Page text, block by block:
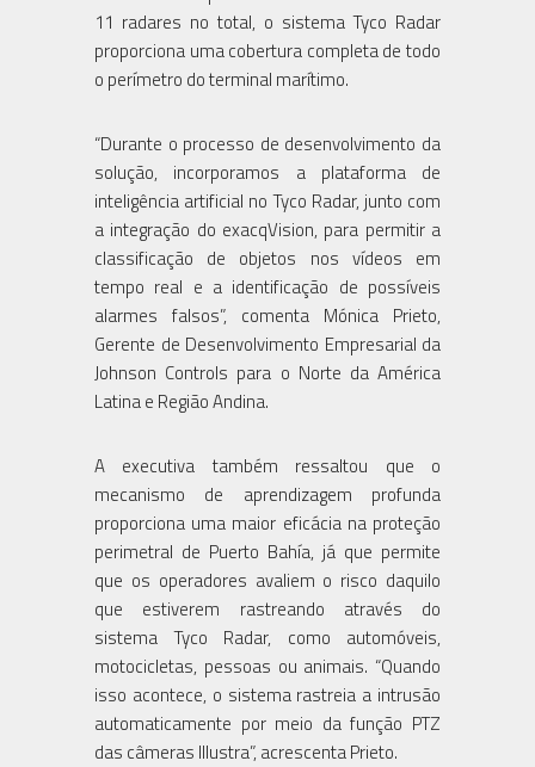
11 radares no total, o sistema Tyco Radar
proporciona uma cobertura completa de todo
o perímetro do terminal marítimo.
“Durante o processo de desenvolvimento da
solução, incorporamos a plataforma de
inteligência artificial no Tyco Radar, junto com
a integração do exacqVision, para permitir a
classificação de objetos nos vídeos em
tempo real e a identificação de possíveis
alarmes falsos”, comenta Mónica Prieto,
Gerente de Desenvolvimento Empresarial da
Johnson Controls para o Norte da América
Latina e Região Andina.
A executiva também ressaltou que o
mecanismo de aprendizagem profunda
proporciona uma maior eficácia na proteção
perimetral de Puerto Bahía, já que permite
que os operadores avaliem o risco daquilo
que estiverem rastreando através do
sistema Tyco Radar, como automóveis,
motocicletas, pessoas ou animais. “Quando
isso acontece, o sistema rastreia a intrusão
automaticamente por meio da função PTZ
das câmeras Illustra”, acrescenta Prieto.